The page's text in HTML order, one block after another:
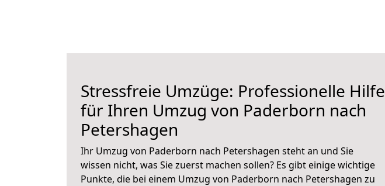
Stressfreie Umzüge: Professionelle Hilfe
für Ihren Umzug von Paderborn nach
Petershagen
Ihr Umzug von Paderborn nach Petershagen steht an und Sie
wissen nicht, was Sie zuerst machen sollen? Es gibt einige wichtige
Punkte, die bei einem Umzug von Paderborn nach Petershagen zu